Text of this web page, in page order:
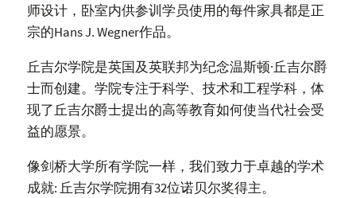
师设计，卧室内供参训学员使用的每件家具都是正
宗的Hans J. Wegner作品。
丘吉尔学院是英国及英联邦为纪念温斯顿·丘吉尔爵
士而创建。学院专注于科学、技术和工程学科，体
现了丘吉尔爵士提出的高等教育如何使当代社会受
益的愿景。
像剑桥大学所有学院一样，我们致力于卓越的学术
成就: 丘吉尔学院拥有32位诺贝尔奖得主。